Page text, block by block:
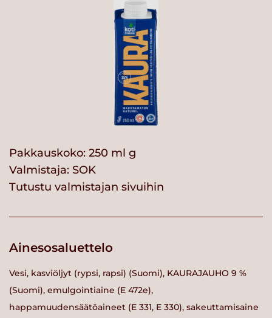
Pakkauskoko: 250 ml g
Valmistaja: SOK
Tutustu valmistajan sivuihin
Ainesosaluettelo
Vesi, kasviöljyt (rypsi, rapsi) (Suomi), KAURAJAUHO 9 %
(Suomi), emulgointiaine (E 472e),
happamuudensäätöaineet (E 331, E 330), sakeuttamisaine